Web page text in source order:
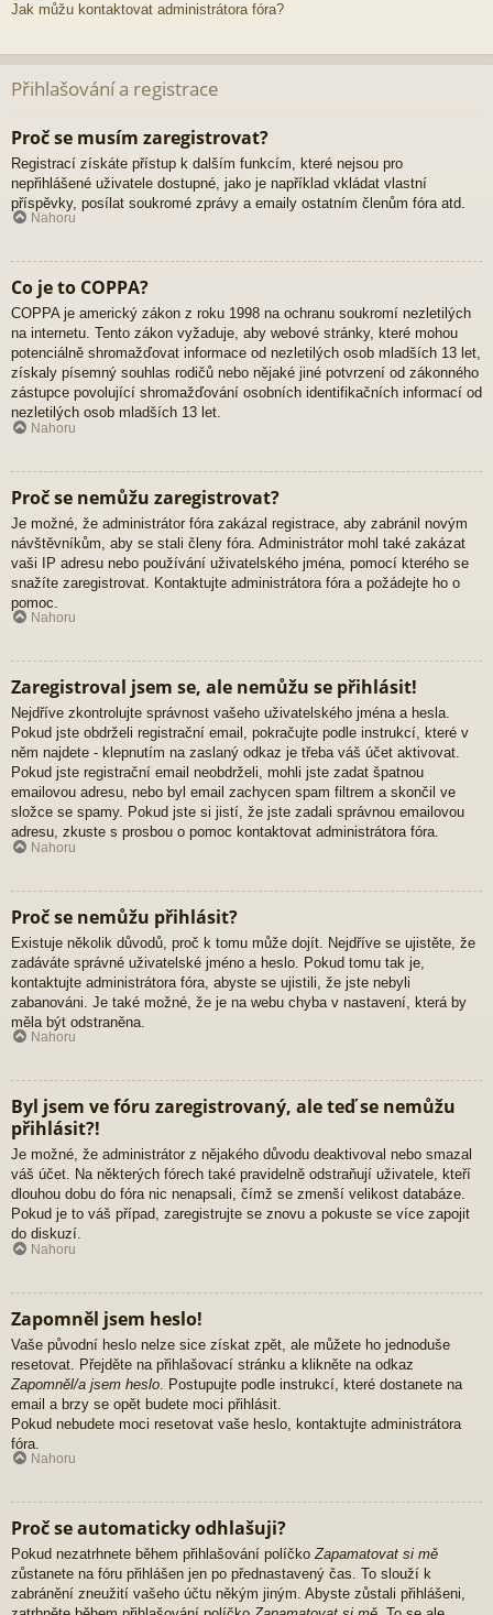
Jak můžu kontaktovat administrátora fóra?
Přihlašování a registrace
Proč se musím zaregistrovat?
Registrací získáte přístup k dalším funkcím, které nejsou pro
nepřihlášené uživatele dostupné, jako je například vkládat vlastní
příspěvky, posílat soukromé zprávy a emaily ostatním členům fóra atd.
Nahoru
Co je to COPPA?
COPPA je americký zákon z roku 1998 na ochranu soukromí nezletilých
na internetu. Tento zákon vyžaduje, aby webové stránky, které mohou
potenciálně shromažďovat informace od nezletilých osob mladších 13 let,
získaly písemný souhlas rodičů nebo nějaké jiné potvrzení od zákonného
zástupce povolující shromažďování osobních identifikačních informací od
nezletilých osob mladších 13 let.
Nahoru
Proč se nemůžu zaregistrovat?
Je možné, že administrátor fóra zakázal registrace, aby zabránil novým
návštěvníkům, aby se stali členy fóra. Administrátor mohl také zakázat
vaši IP adresu nebo používání uživatelského jména, pomocí kterého se
snažíte zaregistrovat. Kontaktujte administrátora fóra a požádejte ho o
pomoc.
Nahoru
Zaregistroval jsem se, ale nemůžu se přihlásit!
Nejdříve zkontrolujte správnost vašeho uživatelského jména a hesla.
Pokud jste obdrželi registrační email, pokračujte podle instrukcí, které v
něm najdete - klepnutím na zaslaný odkaz je třeba váš účet aktivovat.
Pokud jste registrační email neobdrželi, mohli jste zadat špatnou
emailovou adresu, nebo byl email zachycen spam filtrem a skončil ve
složce se spamy. Pokud jste si jistí, že jste zadali správnou emailovou
adresu, zkuste s prosbou o pomoc kontaktovat administrátora fóra.
Nahoru
Proč se nemůžu přihlásit?
Existuje několik důvodů, proč k tomu může dojít. Nejdříve se ujistěte, že
zadáváte správné uživatelské jméno a heslo. Pokud tomu tak je,
kontaktujte administrátora fóra, abyste se ujistili, že jste nebyli
zabanováni. Je také možné, že je na webu chyba v nastavení, která by
měla být odstraněna.
Nahoru
Byl jsem ve fóru zaregistrovaný, ale teď se nemůžu
přihlásit?!
Je možné, že administrátor z nějakého důvodu deaktivoval nebo smazal
váš účet. Na některých fórech také pravidelně odstraňují uživatele, kteří
dlouhou dobu do fóra nic nenapsali, čímž se zmenší velikost databáze.
Pokud je to váš případ, zaregistrujte se znovu a pokuste se více zapojit
do diskuzí.
Nahoru
Zapomněl jsem heslo!
Vaše původní heslo nelze sice získat zpět, ale můžete ho jednoduše
resetovat. Přejděte na přihlašovací stránku a klikněte na odkaz
Zapomněl/a jsem heslo . Postupujte podle instrukcí, které dostanete na
email a brzy se opět budete moci přihlásit.
Pokud nebudete moci resetovat vaše heslo, kontaktujte administrátora
fóra.
Nahoru
Proč se automaticky odhlašuji?
Pokud nezatrhnete během přihlašování políčkoZapamatovat si mě
zůstanete na fóru přihlášen jen po přednastavený čas. To slouží k
zabránění zneužití vašeho účtu někým jiným. Abyste zůstali přihlášeni,